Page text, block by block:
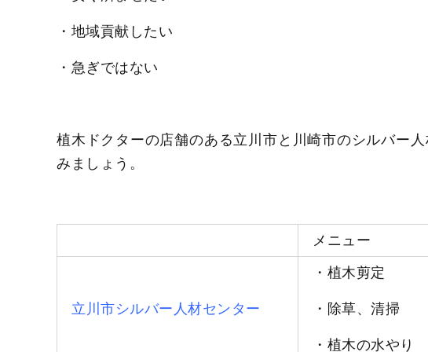
・地域貢献したい
・急ぎではない
植木ドクターの店舗のある立川市と川崎市のシルバー
みましょう。
メニュー
立川市シルバー人材センター
・植木剪定
・除草、清掃
・植木の水やり